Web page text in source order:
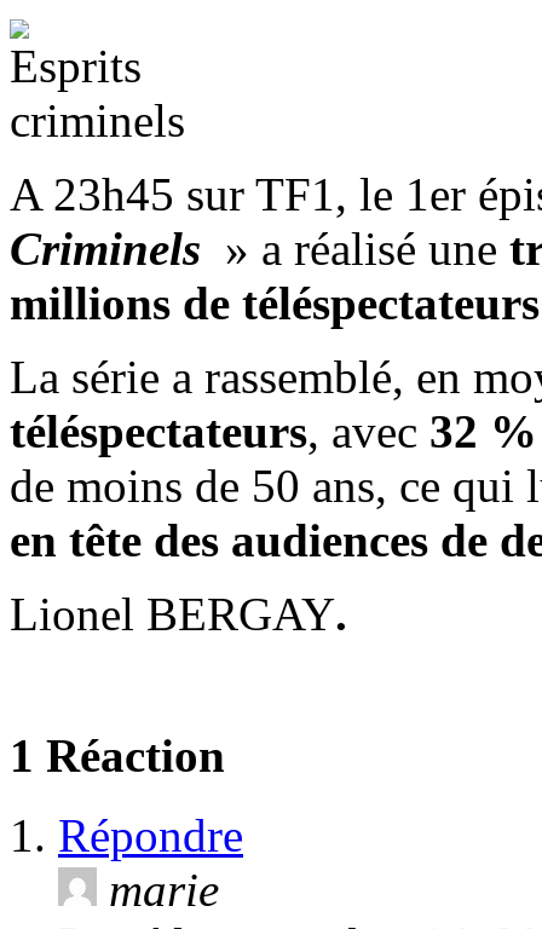
A 23h45 sur TF1, le 1er
Criminels » a réalisé une
millions de téléspectateurs
La série a rassemblé, en
téléspectateurs, avec 32
de moins de 50 ans, ce
en tête des audiences de
Lionel BERGAY.
1 Réaction
Répondre
marie